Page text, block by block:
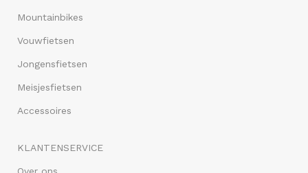
Mountainbikes
Vouwfietsen
Jongensfietsen
Meisjesfietsen
Accessoires
KLANTENSERVICE